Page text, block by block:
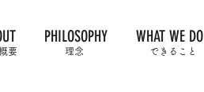
PHILOSOPHY WHAT WE DO
要 理念 できること